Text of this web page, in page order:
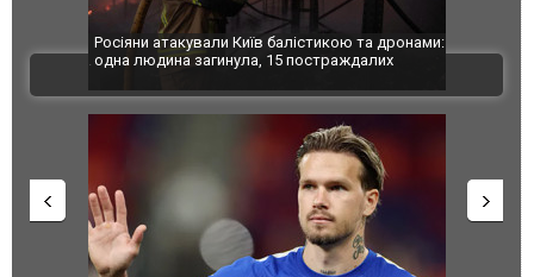
балістикою та дронами:
15 постраждалих
У Краматорську вже 24 постраждалих:
показала наслідки авіаудару РФ. ФОТО